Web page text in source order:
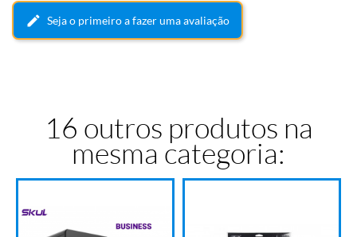
Seja o primeiro a fazer uma avaliação
16 outros produtos na
mesma categoria: